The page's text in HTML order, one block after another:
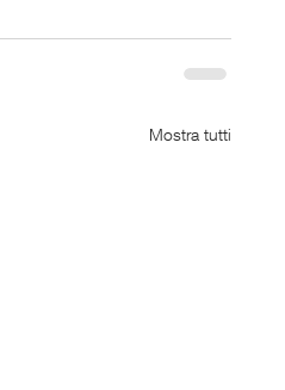
Mostra tutti